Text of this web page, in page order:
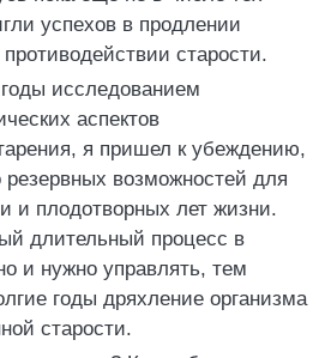
успехов в продлении
старости.
исследованием
аспектов
я пришел к убеждению,
резервных возможностей для
и плодотворных лет жизни.
длительный процесс в
и нужно управлять, тем
годы дряхление организма
старости.